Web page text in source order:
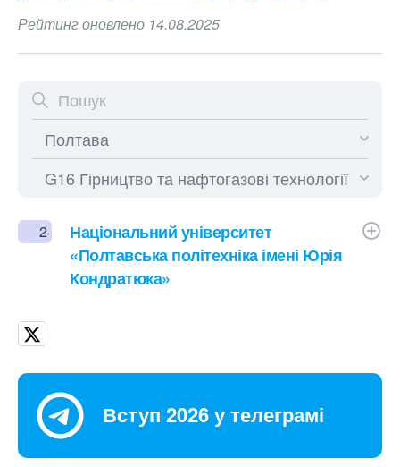
Рейтинг оновлено 14.08.2025
2
Національний університет
«Полтавська політехніка імені Юрія
Кондратюка»
Вступ 2026 у телеграмі